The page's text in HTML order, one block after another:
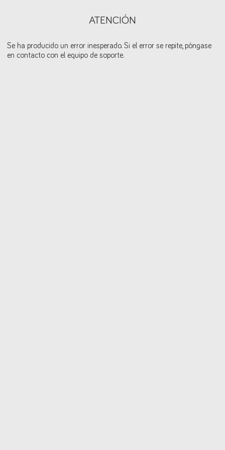
ATENCIÓN
Se ha producido un error inesperado. Si el error se repite, póngase
en contacto con el equipo de soporte.